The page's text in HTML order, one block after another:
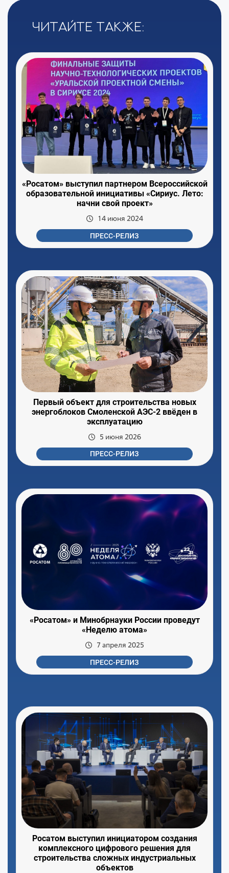
Читайте также:
«Росатом» выступил партнером Всероссийской
образовательной инициативы «Сириус. Лето:
начни свой проект»
14 июня 2024
ПРЕСС-РЕЛИЗ
Первый объект для строительства новых
энергоблоков Смоленской АЭС-2 ввёден в
эксплуатацию
5 июня 2026
ПРЕСС-РЕЛИЗ
«Росатом» и Минобрнауки России проведут
«Неделю атома»
7 апреля 2025
ПРЕСС-РЕЛИЗ
Росатом выступил инициатором создания
комплексного цифрового решения для
строительства сложных индустриальных
объектов